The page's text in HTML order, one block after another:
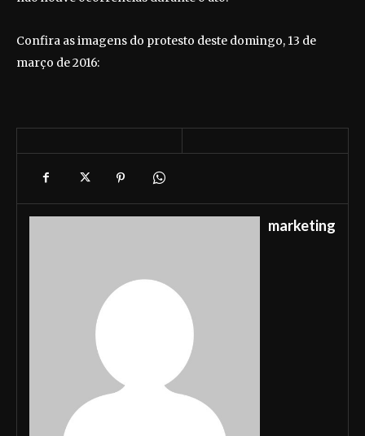
Confira as imagens do protesto deste domingo, 13 de
março de 2016:
marketing